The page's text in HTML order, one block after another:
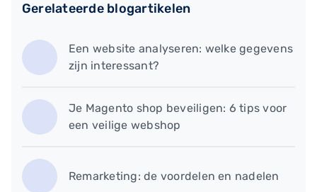
Gerelateerde blogartikelen
Een website analyseren: welke gegevens
zijn interessant?
Je Magento shop beveiligen: 6 tips voor
een veilige webshop
Remarketing: de voordelen en nadelen